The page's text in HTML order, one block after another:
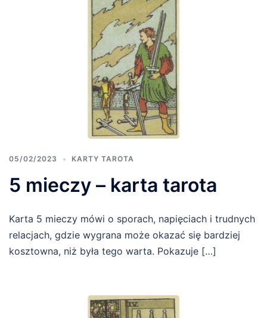
05/02/2023 KARTY TAROTA
5 mieczy – karta tarota
Karta 5 mieczy mówi o sporach, napięciach i trudnych
relacjach, gdzie wygrana może okazać się bardziej
kosztowna, niż była tego warta. Pokazuje […]